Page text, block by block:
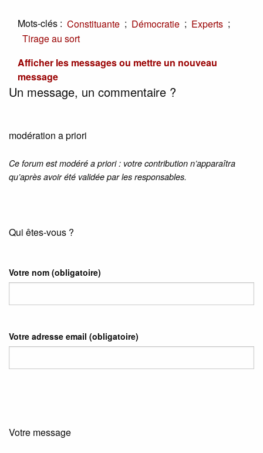
Mots-clés : Constituante ; Démocratie ; Experts ;
Tirage au sort
Afficher les messages ou mettre un nouveau
message
Un message, un commentaire ?
modération a priori
Ce forum est modéré a priori : votre contribution n’apparaîtra
qu’après avoir été validée par les responsables.
Qui êtes-vous ?
Votre nom (obligatoire)
Votre adresse email (obligatoire)
Votre message